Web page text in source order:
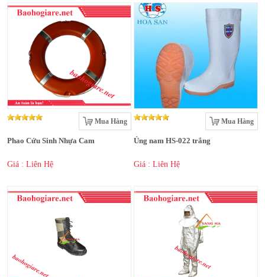
Mua Hàng
Phao Cứu Sinh Nhựa Cam
Giá : Liên Hệ
Mua Hàng
Ủng nam HS-022 trắng
Giá : Liên Hệ